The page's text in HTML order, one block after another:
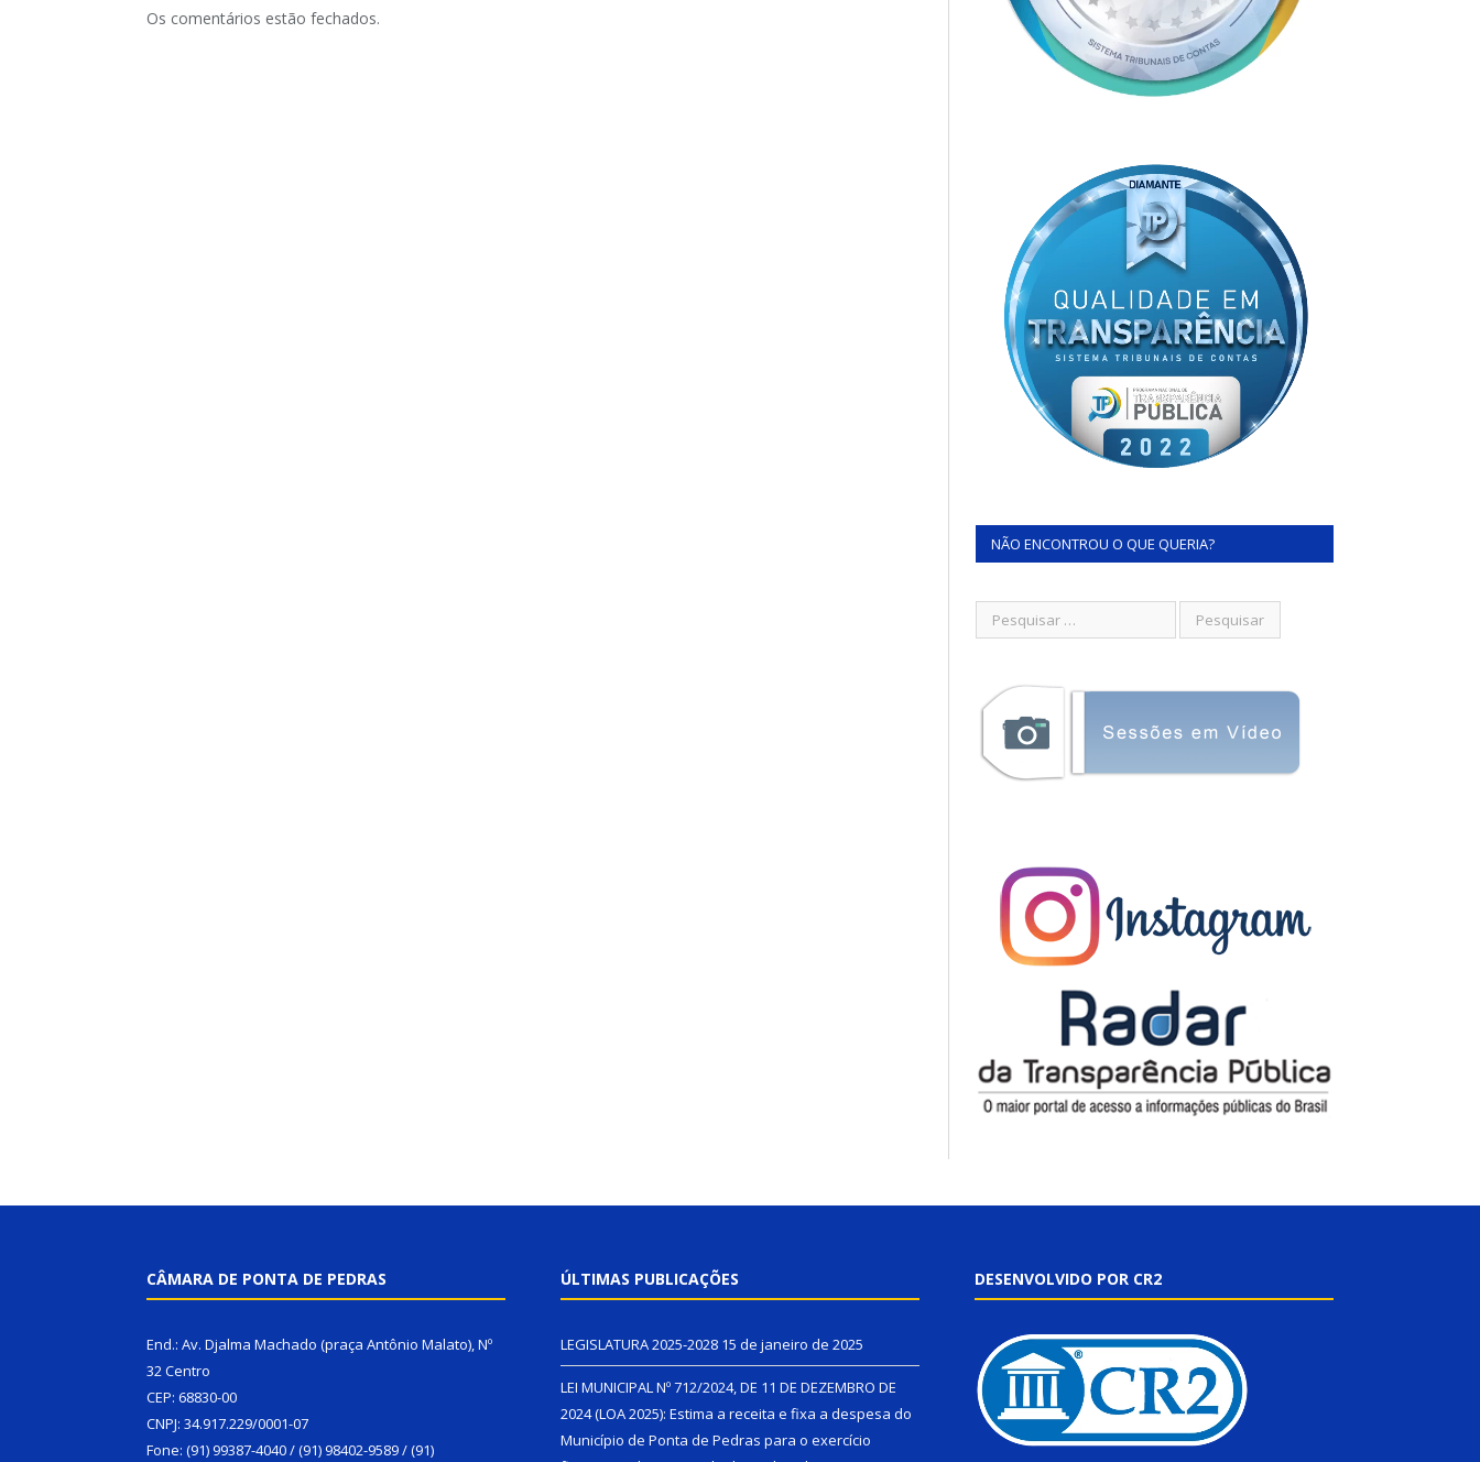
Os comentários estão fechados.
NÃO ENCONTROU O QUE QUERIA?
CÂMARA DE PONTA DE PEDRAS
End.: Av. Djalma Machado (praça Antônio Malato), Nº
32 Centro
CEP: 68830-00
CNPJ: 34.917.229/0001-07
Fone: (91) 99387-4040 / (91) 98402-9589 / (91)
ÚLTIMAS PUBLICAÇÕES
LEGISLATURA 2025-2028 15 de janeiro de 2025
LEI MUNICIPAL Nº 712/2024, DE 11 DE DEZEMBRO DE
2024 (LOA 2025): Estima a receita e fixa a despesa do
Município de Ponta de Pedras para o exercício
DESENVOLVIDO POR CR2